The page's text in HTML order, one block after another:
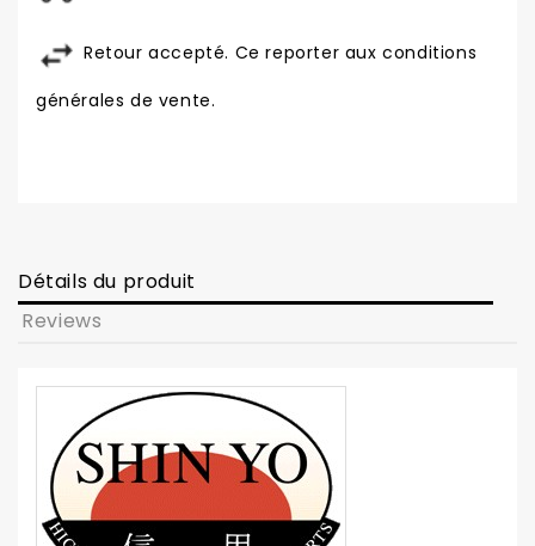
Retour accepté. Ce reporter aux conditions
générales de vente.
Détails du produit
Reviews